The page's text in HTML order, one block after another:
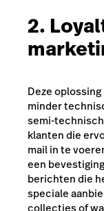
2.
Deze
minder
semi-
klanten die
mail in te
een
berichten die
speciale
collecties of